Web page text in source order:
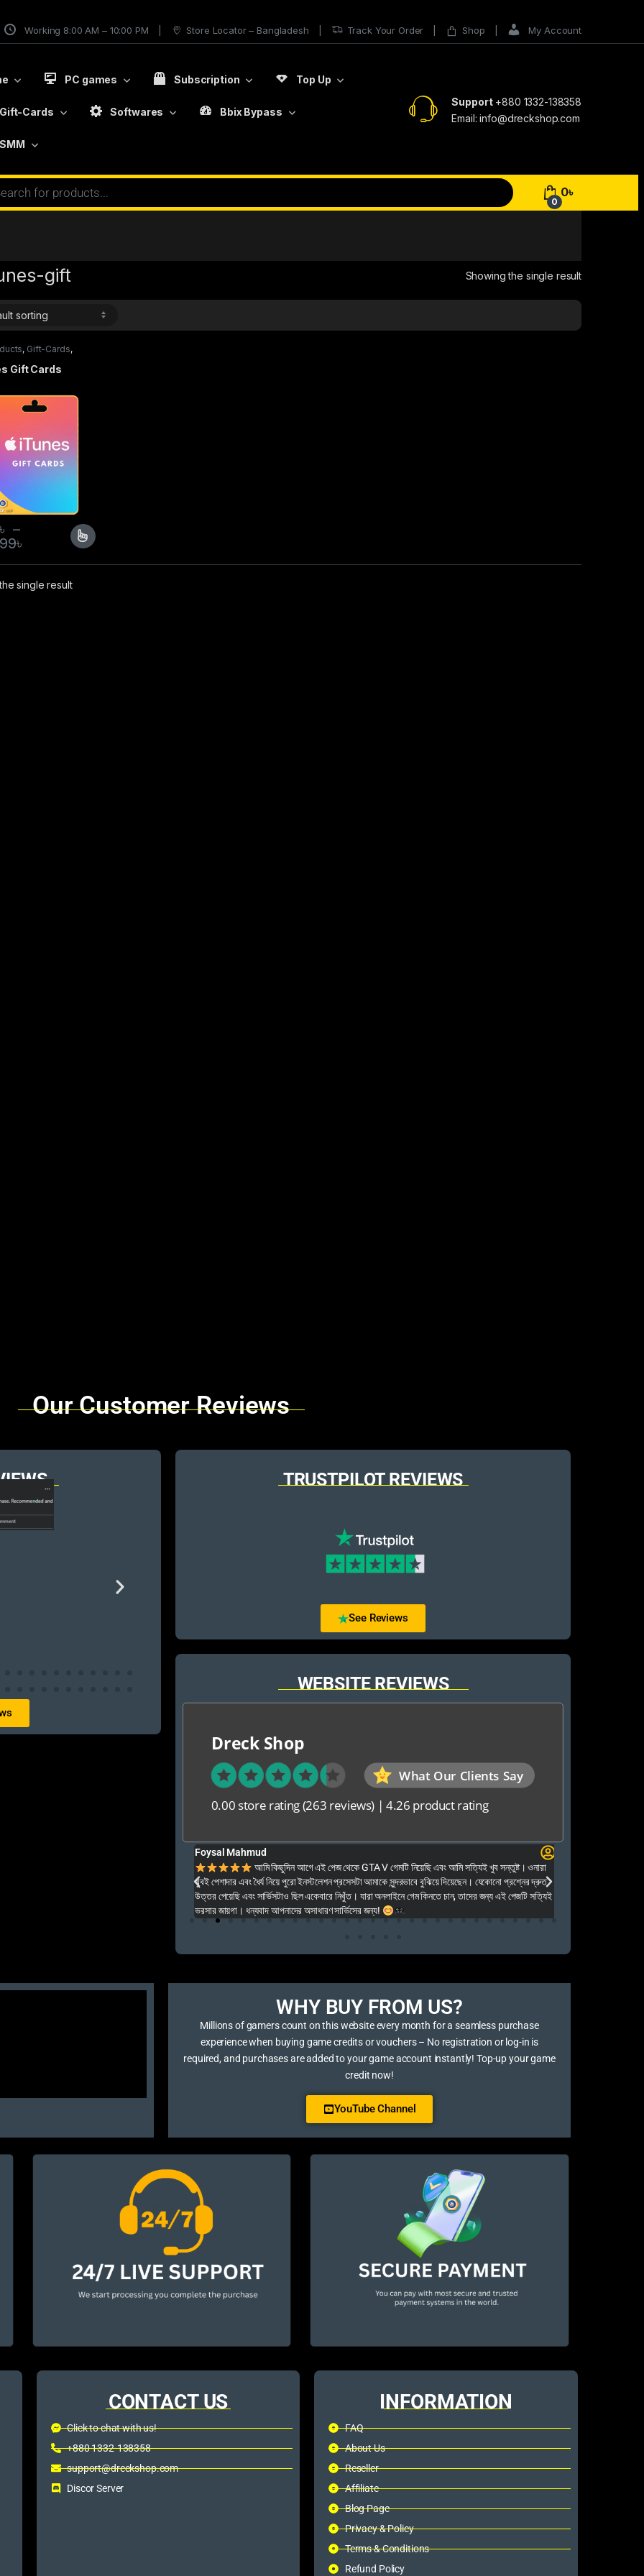
Working 8:00 AM – 10:00 PM Store Locator – Bangladesh Track Your Order Shop My Account
PC games Subscription Top Up
Gift-Cards Softwares Bbix Bypass
SMM
Support+880 1332-138358
Email: info@dreckshop.com
0
0৳
gift Showing the single result
, Gift-Cards,
Gift Cards
৳ –
৳
single result
Our Customer Reviews
TRUSTPILOT REVIEWS
See Reviews
WEBSITE REVIEWS
Dreck Shop
What Our Clients Say
0.00 store rating(263 reviews) |4.26 product rating
Foysal Mahmud
আমি কিছুদিন আগে এই পেজ থেকে GTA V গেমটি নিয়েছি এবং আমি সত্যিই খুব সন্তুষ্ট। ওনারা
খুবই পেশাদার এবং ধৈর্য নিয়ে পুরো ইনস্টলেশন প্রসেসটা আমাকে সুন্দরভাবে বুঝিয়ে দিয়েছেন। যেকোনো প্রশ্নের দ্রুত
উত্তর পেয়েছি এবং সার্ভিসটাও ছিল একেবারে নিখুঁত। যারা অনলাইনে গেম কিনতে চান, তাদের জন্য এই পেজটি সত্যিই
ভরসার জায়গা। ধন্যবাদ আপনাদের অসাধারণ সার্ভিসের জন্য!
WHY BUY FROM US?​
Millions of gamers count on this website every month for a seamless purchase
experience when buying game credits or vouchers – No registration or log-in is
required, and purchases are added to your game account instantly! Top-up your game
credit now!
YouTube Channel
CONTACT US
Click to chat with us!
+880 1332-138358
support@dreckshop.com
Discor Server
INFORMATION
FAQ
About Us
Reseller
Affiliate
Blog Page
Privacy & Policy
Terms & Conditions
Refund Policy